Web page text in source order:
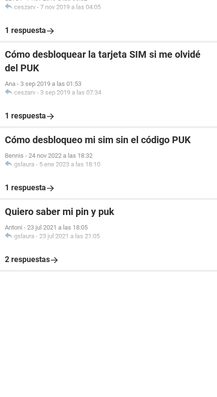
ceszarv - 7 nov 2019 a las 04:05
1 respuesta
Cómo desbloquear la tarjeta SIM si me olvidé
del PUK
Ana - 3 sep 2019 a las 01:53
ceszarv - 3 sep 2019 a las 07:34
1 respuesta
Cómo desbloqueo mi sim sin el código PUK
Bennis - 24 nov 2022 a las 18:32
gslaura - 5 ene 2023 a las 18:10
1 respuesta
Quiero saber mi pin y puk
Antoni - 23 jul 2021 a las 18:05
gslaura - 23 jul 2021 a las 21:05
2 respuestas